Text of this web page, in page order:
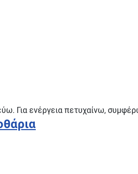
Για ενέργεια πετυχαίνω,